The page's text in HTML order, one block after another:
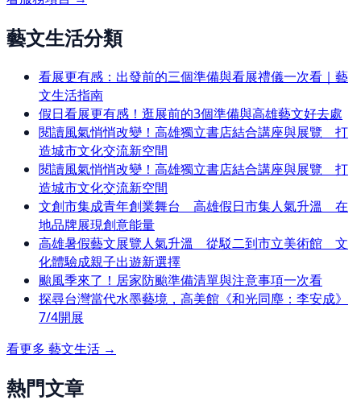
藝文生活分類
看展更有感：出發前的三個準備與看展禮儀一次看｜藝
文生活指南
假日看展更有感！逛展前的3個準備與高雄藝文好去處
閱讀風氣悄悄改變！高雄獨立書店結合講座與展覽 打
造城市文化交流新空間
閱讀風氣悄悄改變！高雄獨立書店結合講座與展覽 打
造城市文化交流新空間
文創市集成青年創業舞台 高雄假日市集人氣升溫 在
地品牌展現創意能量
高雄暑假藝文展覽人氣升溫 從駁二到市立美術館 文
化體驗成親子出遊新選擇
颱風季來了！居家防颱準備清單與注意事項一次看
探尋台灣當代水墨藝境，高美館《和光同塵：李安成》
7/4開展
看更多 藝文生活 →
熱門文章